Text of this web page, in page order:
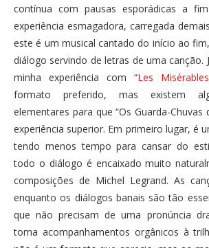
contínua com pausas esporádicas a
experiência esmagadora, carregada
este é um musical cantado do início ao
diálogo servindo de letras de uma canção.
minha experiência com “Les Misérables
formato preferido, mas existem
elementares para que “Os Guarda-Chuvas
experiência superior. Em primeiro lugar, é
tendo menos tempo para cansar do
todo o diálogo é encaixado muito
composições de Michel Legrand. As
enquanto os diálogos banais são tão
que não precisam de uma pronúncia
torna acompanhamentos orgânicos à